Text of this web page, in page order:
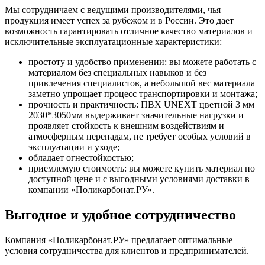
Мы сотрудничаем с ведущими производителями, чья
продукция имеет успех за рубежом и в России. Это дает
возможность гарантировать отличное качество материалов и
исключительные эксплуатационные характеристики:
простоту и удобство применении: вы можете работать с
материалом без специальных навыков и без
привлечения специалистов, а небольшой вес материала
заметно упрощает процесс транспортировки и монтажа;
прочность и практичность: ПВХ UNEXT цветной 3 мм
2030*3050мм выдерживает значительные нагрузки и
проявляет стойкость к внешним воздействиям и
атмосферным перепадам, не требует особых условий в
эксплуатации и уходе;
обладает огнестойкостью;
приемлемую стоимость: вы можете купить материал по
доступной цене и с выгодными условиями доставки в
компании «Поликарбонат.РУ».
Выгодное и удобное сотрудничество
Компания «Поликарбонат.РУ» предлагает оптимальные
условия сотрудничества для клиентов и предпринимателей.